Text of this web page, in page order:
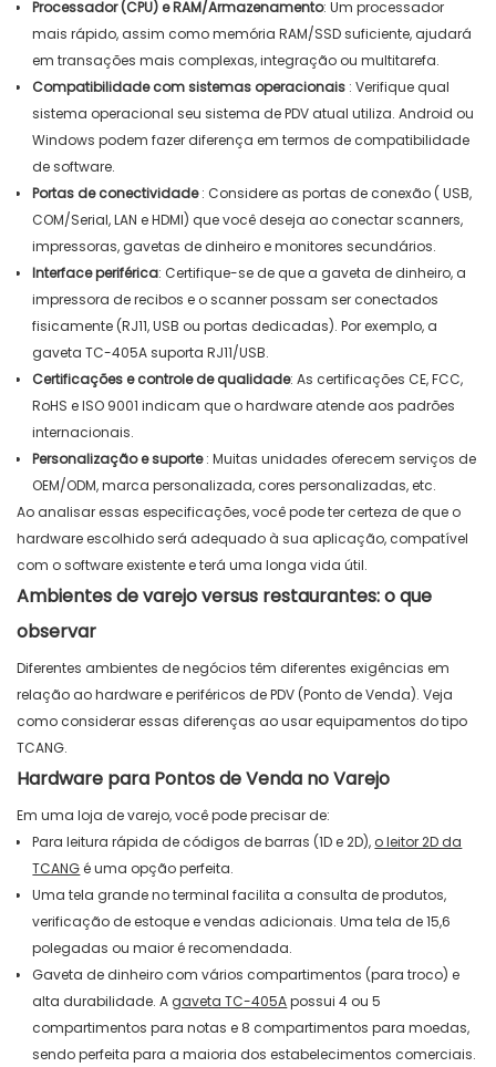
Processador (CPU) e RAM/Armazenamento:Um processador
mais rápido, assim como memória RAM/SSD suficiente, ajudará
em transações mais complexas, integração ou multitarefa.
Compatibilidade com sistemas operacionais : Verifique qual
sistema operacional seu sistema de PDV atual utiliza. Android ou
Windows podem fazer diferença em termos de compatibilidade
de software.
Portas de conectividade : Considere as portas de conexão ( USB,
COM/Serial, LAN e HDMI) que você deseja ao conectar scanners,
impressoras, gavetas de dinheiro e monitores secundários.
Interface periférica:Certifique-se de que a gaveta de dinheiro, a
impressora de recibos e o scanner possam ser conectados
fisicamente (RJ11, USB ou portas dedicadas). Por exemplo, a
gaveta TC-405A suporta RJ11/USB.
Certificações e controle de qualidade:As certificações CE, FCC,
RoHS e ISO 9001 indicam que o hardware atende aos padrões
internacionais.
Personalização e suporte : Muitas unidades oferecem serviços de
OEM/ODM, marca personalizada, cores personalizadas, etc.
Ao analisar essas especificações, você pode ter certeza de que o
hardware escolhido será adequado à sua aplicação, compatível
com o software existente e terá uma longa vida útil.
Ambientes de varejo versus restaurantes: o que
observar
Diferentes ambientes de negócios têm diferentes exigências em
relação ao hardware e periféricos de PDV (Ponto de Venda). Veja
como considerar essas diferenças ao usar equipamentos do tipo
TCANG.
Hardware para Pontos de Venda no Varejo
Em uma loja de varejo, você pode precisar de:
Para leitura rápida de códigos de barras (1D e 2D), o leitor 2D da
TCANGé uma opção perfeita.
Uma tela grande no terminal facilita a consulta de produtos,
verificação de estoque e vendas adicionais. Uma tela de 15,6
polegadas ou maior é recomendada.
Gaveta de dinheiro com vários compartimentos (para troco) e
alta durabilidade. Agaveta TC-405Apossui 4 ou 5
compartimentos para notas e 8 compartimentos para moedas,
sendo perfeita para a maioria dos estabelecimentos comerciais.